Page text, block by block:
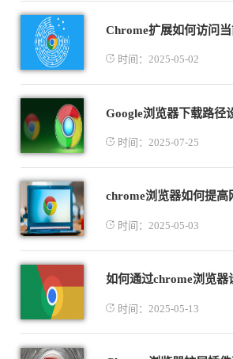
时间：2025-05-02
时间：2025-07-25
时间：2025-05-03
时间：2025-05-13